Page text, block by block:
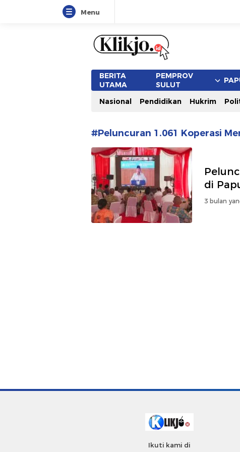
Menu
www.klikjo.id
Terkini, Konstruktif dan Berimbang
BERITA
UTAMA
PEMPROV
SULUT
Nasional
Pendidikan Hukrim
#Peluncuran 1.061 Koperasi
di
3 bulan
Ikuti kami di